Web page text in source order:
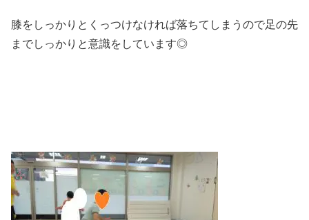
膝をしっかりとくっつけなければ落ちてしまうので足の先
までしっかりと意識をしています◎